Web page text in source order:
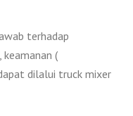
terhadap
(
dilalui truck mixer